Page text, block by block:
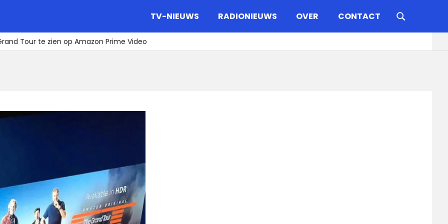
TV-NIEUWS RADIONIEUWS OVER CONTACT
Tour te zien op Amazon Prime Video